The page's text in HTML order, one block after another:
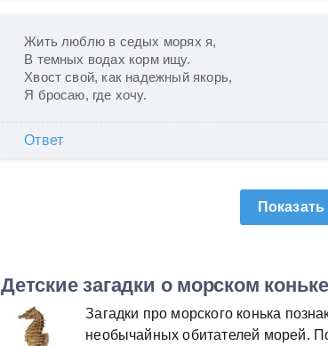
Жить люблю в седых морях я,
В темных водах корм ищу.
Хвост свой, как надежный якорь,
Я бросаю, где хочу.
Ответ
Детские загадки о морском коньке
Загадки про морского конька
необычайных обитателей морей.